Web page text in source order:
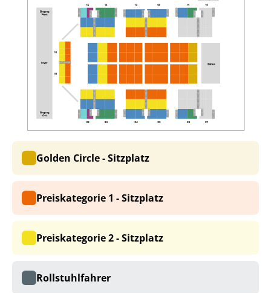
Golden Circle - Sitzplatz
Preiskategorie 1 - Sitzplatz
Preiskategorie 2 - Sitzplatz
Rollstuhlfahrer